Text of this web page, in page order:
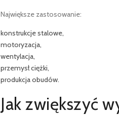
Największe zastosowanie:
konstrukcje stalowe,
motoryzacja,
wentylacja,
przemysł ciężki,
produkcja obudów.
Jak zwiększyć